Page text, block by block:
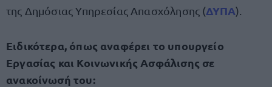
της Δημόσιας Υπηρεσίας Απασχόλησης (ΔΥΠΑ).
Ειδικότερα, όπως αναφέρει το υπουργείο
Εργασίας και Κοινωνικής Ασφάλισης σε
ανακοίνωσή του: